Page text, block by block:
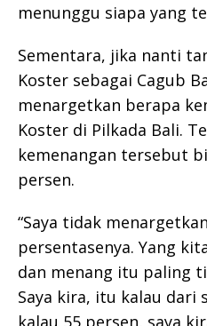
menunggu siapa yang
Sementara, jika nanti
Koster sebagai Cagub
menargetkan berapa
Koster di Pilkada Bali.
kemenangan tersebut
persen.
“Saya tidak
persentasenya. Yang
dan menang itu paling
Saya kira, itu kalau dari
kalau 55 persen, saya